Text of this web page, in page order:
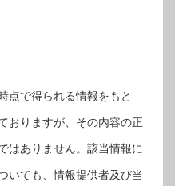
点で得られる情報をもと
おりますが、その内容の正
はありません。該当情報に
いても、情報提供者及び当